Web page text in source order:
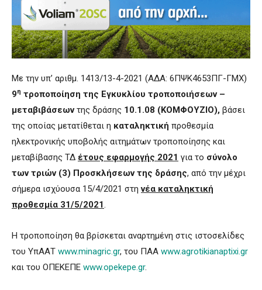
Με την υπ’ αριθμ. 1413/13-4-2021 (ΑΔΑ: 6ΠΨΚ4653ΠΓ-ΓΜΧ)
9η τροποποίηση της Εγκυκλίου τροποποιήσεων –
μεταβιβάσεωντης δράσης 10.1.08 (ΚΟΜΦΟΥΖΙΟ), βάσει
της οποίας μετατίθεται η καταληκτική προθεσμία
ηλεκτρονικής υποβολής αιτημάτων τροποποίησης και
μεταβίβασης ΤΔ έτους εφαρμογής 2021 για το σύνολο
των τριών (3) Προσκλήσεων της δράσης, από την μέχρι
σήμερα ισχύουσα 15/4/2021 στηνέα καταληκτική
προθεσμία 31/5/2021.
Η τροποποίηση θα βρίσκεται αναρτημένη στις ιστοσελίδες
του ΥπΑΑΤ www.minagric.gr, του ΠΑΑ www.agrotikianaptixi.gr
και του ΟΠΕΚΕΠΕ www.opekepe.gr.